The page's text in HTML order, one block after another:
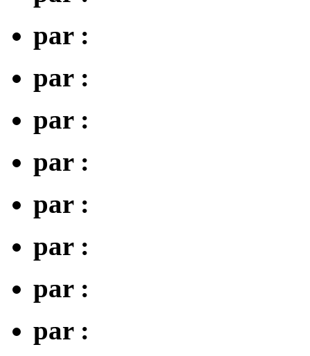
par :
par :
par :
par :
par :
par :
par :
par :